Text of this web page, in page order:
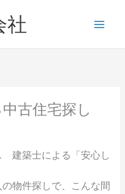
社
古住宅探し
建築士による「安心し
物件探しで、こんな間